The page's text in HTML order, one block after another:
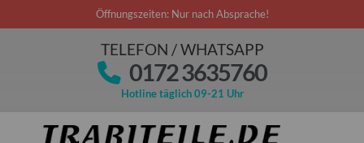
Öffnungszeiten: Nur nach Absprache!
TELEFON / WHATSAPP
0172 3635760
Hotline täglich 09-21 Uhr